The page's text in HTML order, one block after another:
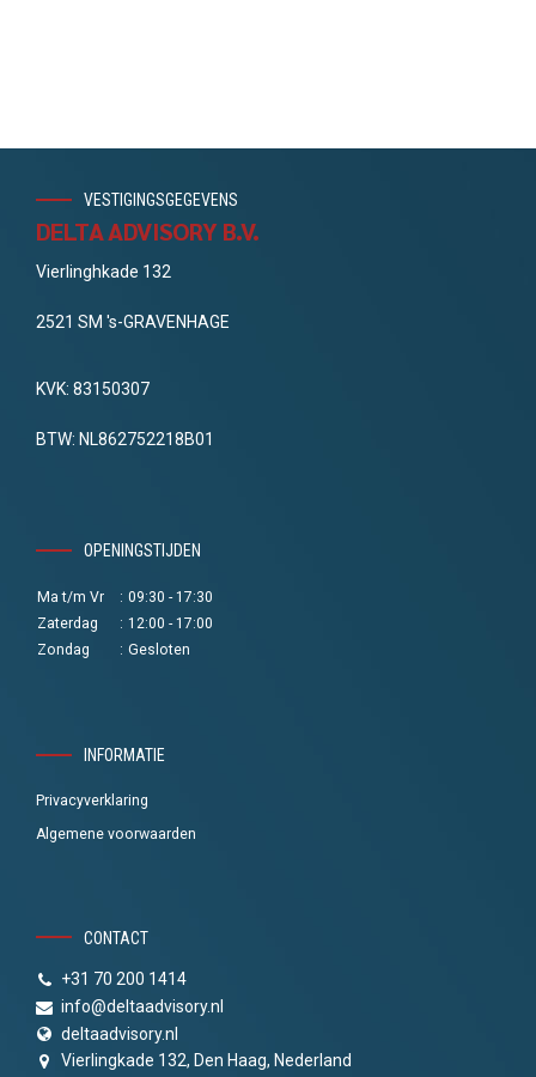
VESTIGINGSGEGEVENS
DELTA ADVISORY B.V.
Vierlinghkade 132
2521 SM 's-GRAVENHAGE
KVK: 83150307
BTW: NL862752218B01
OPENINGSTIJDEN
Ma t/m Vr : 09:30 - 17:30
Zaterdag
: 12:00 - 17:00
Zondag
: Gesloten
INFORMATIE
Privacyverklaring
Algemene voorwaarden
CONTACT
+31 70 200 1414
info@deltaadvisory.nl
deltaadvisory.nl
Vierlingkade 132, Den Haag, Nederland